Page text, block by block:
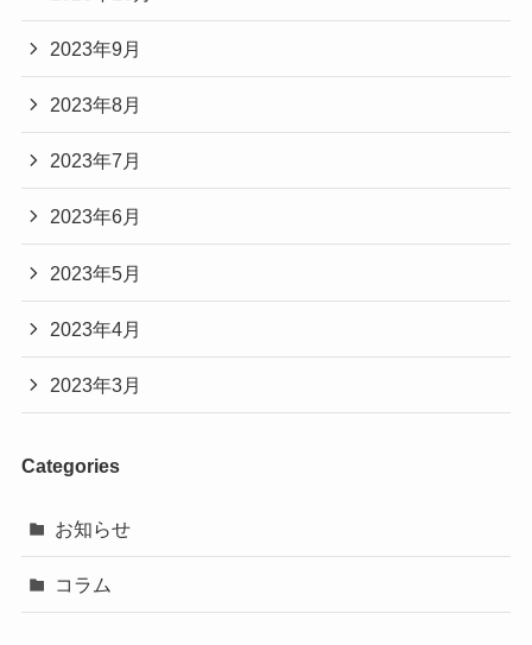
2023年9月
2023年8月
2023年7月
2023年6月
2023年5月
2023年4月
2023年3月
Categories
お知らせ
コラム